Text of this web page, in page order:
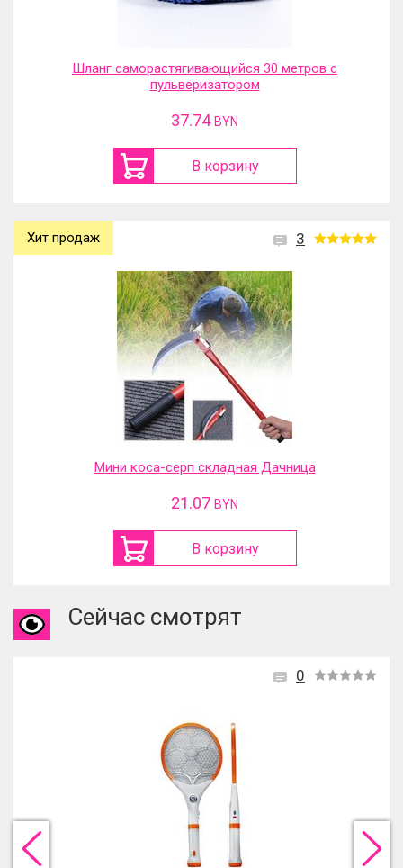
Шланг саморастягивающийся 30 метров с
пульверизатором
37.74 BYN
В корзину
3
Хит продаж
Мини коса-серп складная Дачница
21.07 BYN
В корзину
Сейчас смотрят
0